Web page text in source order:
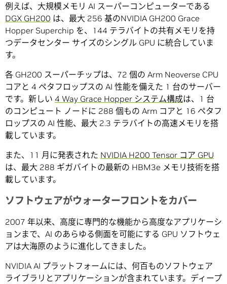
例えば、大規模メモリ AI スーパーコンピューターである
DGX GH200 は、最大 256 基のNVIDIA GH200 Grace
Hopper Superchip を、144 テラバイトの共有メモリを持
つデータセンター サイズのシングル GPU に統合していま
す。
各 GH200 スーパーチップは、72 個の Arm Neoverse CPU
コアと 4 ペタフロップスの AI 性能を備えた 1 台のサーバー
です。新しい 4 Way Grace Hopper システム構成は、1 台
のコンピュート ノードに 288 個もの Arm コアと 16 ペタフ
ロップスの AI 性能、最大 2.3 テラバイトの高速メモリを搭
載しています。
また、11 月に発表された NVIDIA H200 Tensor コア GPU
は、最大 288 ギガバイトの最新の HBM3e メモリ技術を搭
載しています。
ソフトウェアがウォーターフロントをカバー
2007 年以来、高度に専門的な機能から高度なアプリケーシ
ョンまで、AI のあらゆる側面を可能にする GPU ソフトウェ
アは大海原のように進化してきました。
NVIDIA AI プラットフォームには、何百ものソフトウェア
ライブラリとアプリケーションが含まれています。ディープ